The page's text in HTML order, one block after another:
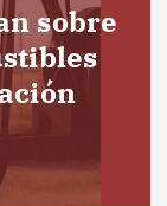
sobre